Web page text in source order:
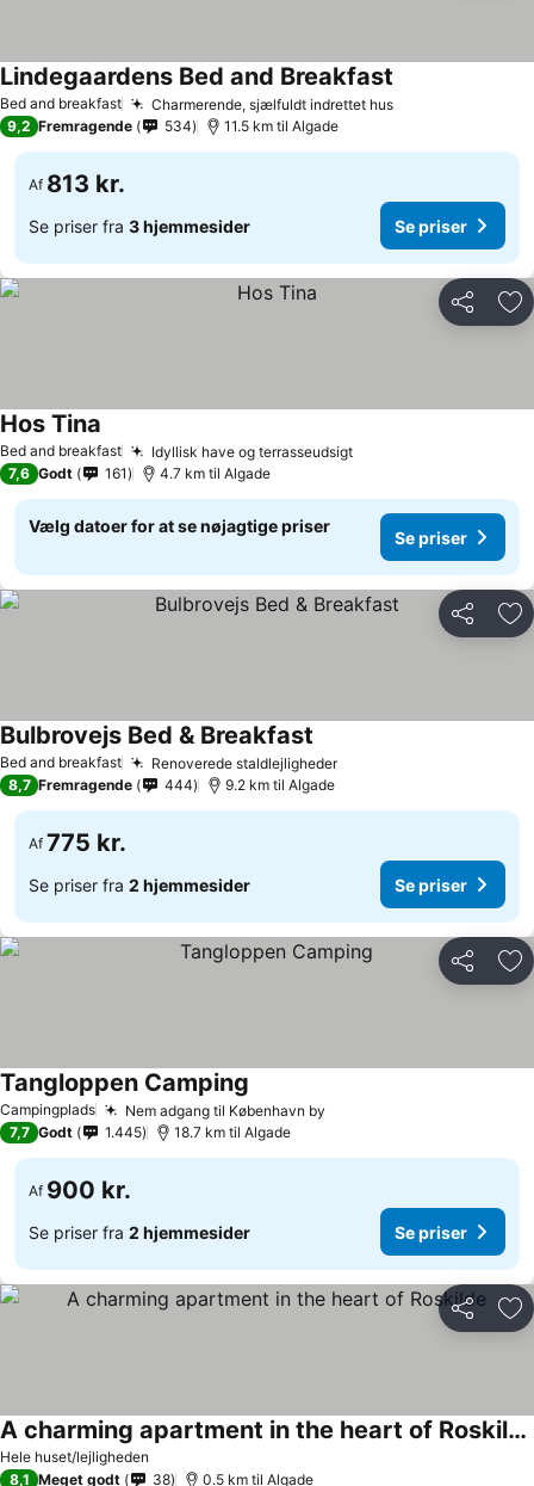
Bed and breakfast Charmerende, sjælfuldt indrettet hus
Lindegaardens Bed and Breakfast
9,2 Fremragende 534 11.5 km til Algade
Af 813 kr.
Se priser fra 3 hjemmesider Se priser
Del
Bed and breakfast Idyllisk have og terrasseudsigt
Hos Tina
7,6 Godt 161 4.7 km til Algade
Vælg datoer for at se nøjagtige priser
Se priser
Del
Bed and breakfast Renoverede staldlejligheder
Bulbrovejs Bed & Breakfast
8,7 Fremragende 444 9.2 km til Algade
Af 775 kr.
Se priser fra 2 hjemmesider Se priser
Del
Campingplads Nem adgang til København by
Tangloppen Camping
7,7 Godt 1.445 18.7 km til Algade
Af 900 kr.
Se priser fra 2 hjemmesider Se priser
Del
Hele huset/lejligheden
A charming apartment in the heart of Roskilde
8,1 Meget godt 38 0.5 km til Algade